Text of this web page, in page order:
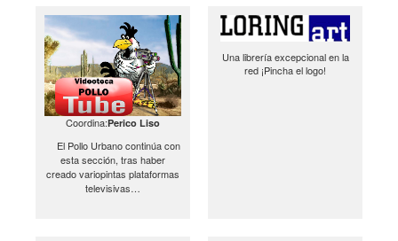
Coordina:Perico Liso
El Pollo Urbano continúa con
esta sección, tras haber
creado variopintas plataformas
televisivas…
Una librería excepcional en la
red ¡Pincha el logo!